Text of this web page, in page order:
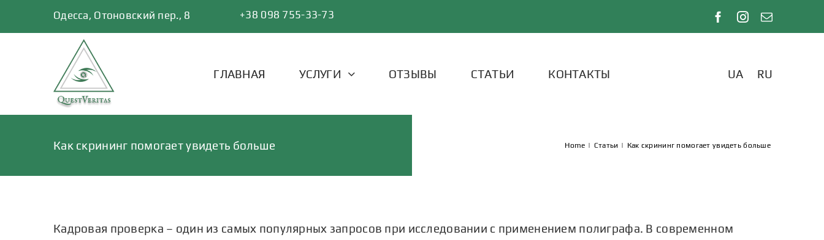
Одесса, Отоновский пер., 8 +38 098 755-33-73
ГЛАВНАЯ УСЛУГИ ОТЗЫВЫ СТАТЬИ КОНТАКТЫ UA RU
Как скрининг помогает увидеть больше Home | Статьи | Как скрининг помогает увидеть больше
Кадровая проверка – один из самых популярных запросов при исследовании с применением полиграфа. В современном